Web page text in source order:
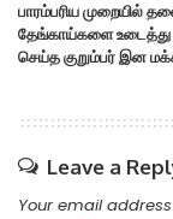
பாரம்பரிய முறையில்
தேங்காய்களை உடைத்து
செய்த குறும்பர் இன
Leave a
Your email